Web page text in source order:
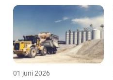
01 juni 2026